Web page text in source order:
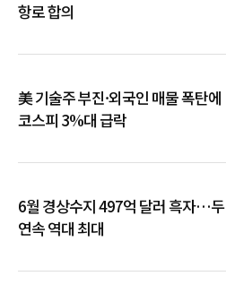
항로 합의
美 기술주 부진·외국인 매물 폭탄에
코스피 3%대 급락
6월 경상수지 497억 달러 흑자…
연속 역대 최대